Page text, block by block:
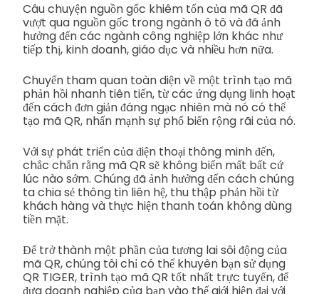
Câu chuyện nguồn gốc khiêm tốn của mã QR đã
vượt qua nguồn gốc trong ngành ô tô và đã ảnh
hưởng đến các ngành công nghiệp lớn khác như
tiếp thị, kinh doanh, giáo dục và nhiều hơn nữa.
Chuyến tham quan toàn diện về một trình tạo mã
phản hồi nhanh tiên tiến, từ các ứng dụng linh hoạt
đến cách đơn giản đáng ngạc nhiên mà nó có thể
tạo mã QR, nhấn mạnh sự phổ biến rộng rãi của nó.
Với sự phát triển của điện thoại thông minh đến,
chắc chắn rằng mã QR sẽ không biến mất bất cứ
lúc nào sớm. Chúng đã ảnh hưởng đến cách chúng
ta chia sẻ thông tin liên hệ, thu thập phản hồi từ
khách hàng và thực hiện thanh toán không dùng
tiền mặt.
Để trở thành một phần của tương lai sôi động của
mã QR, chúng tôi chỉ có thể khuyên bạn sử dụng
QR TIGER, trình tạo mã QR tốt nhất trực tuyến, để